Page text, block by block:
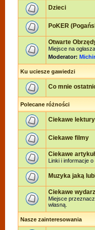
Dzieci
PoKER
Otwarte
Miejsce na
Moderator:
Ku uciesze gawiedzi
Co mnie
Polecane różności
Ciekawe lektury
Ciekawe filmy
Ciekawe
Linki i informacje
Muzyka jaką
Ciekawe
Miejsce
własną.
Nasze zainteresowania